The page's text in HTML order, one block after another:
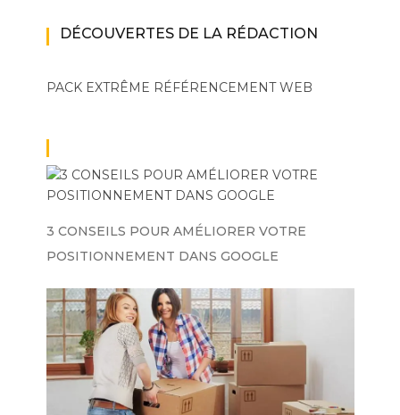
DÉCOUVERTES DE LA RÉDACTION
PACK EXTRÊME RÉFÉRENCEMENT WEB
3 CONSEILS POUR AMÉLIORER VOTRE
POSITIONNEMENT DANS GOOGLE